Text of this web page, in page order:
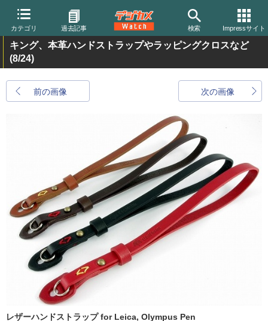
カテゴリ 過去記事 検索 Impressサイト
キング、本革ハンドストラップやラッピングクロスなど
(8/24)
前の画像 次の画像
レザーハンドストラップ for Leica, Olympus Pen